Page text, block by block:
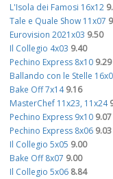
L'Isola dei Famosi 16x12
Tale e Quale Show 11x07
Eurovision 2021x03 9.50
Il Collegio 4x03 9.40
Pechino Express 8x10 9.29
Ballando con le Stelle
Bake Off 7x14 9.16
MasterChef 11x23, 11x24
Pechino Express 9x10 9.07
Pechino Express 8x06 9.03
Il Collegio 5x05 9.00
Bake Off 8x07 9.00
Il Collegio 5x06 8.84